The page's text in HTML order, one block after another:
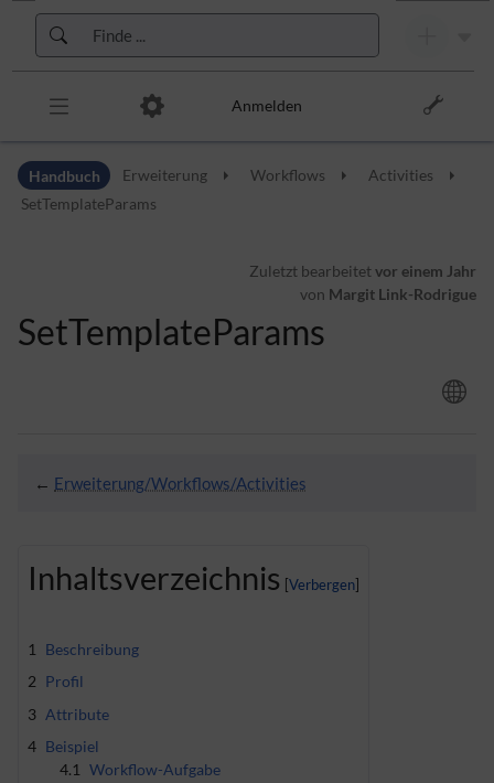
Zur Kopfleiste
Zur Hauptnavigation
Zu den Seitenwerkzeugen
Anmelden
Handbuch Erweiterung Workflows
Activities
SetTemplateParams
Zuletzt bearbeitetvor einem Jahr
von Margit Link-Rodrigue
SetTemplateParams
← Erweiterung/Workflows/Activities
Inhaltsverzeichnis
1
Beschreibung
2 Profil
3 Attribute
4 Beispiel
4.1 Workflow-Aufgabe